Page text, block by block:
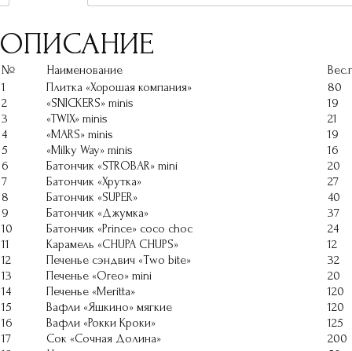
ОПИСАНИЕ
№ Наименование
1
Плитка «Хорошая компания»
80
2
«SNICKERS» minis
19
3
«TWIX» minis
21
4
«MARS» minis
19
5
«Milky Way» minis
16
6
Батончик «STROBAR» mini
20
7
Батончик «Хрутка»
27
8
Батончик «SUPER»
40
9
Батончик «Джумка»
37
10
Батончик «Prince» coco choc
24
11
Карамель «CHUPA CHUPS»
12
12
Печенье сэндвич «Two bite»
32
13
Печенье «Oreo» mini
20
14
Печенье «Meritta»
120
15
Вафли «Яшкино» мягкие
120
16
Вафли «Рокки Кроки»
125
17
Сок «Сочная Долина»
200